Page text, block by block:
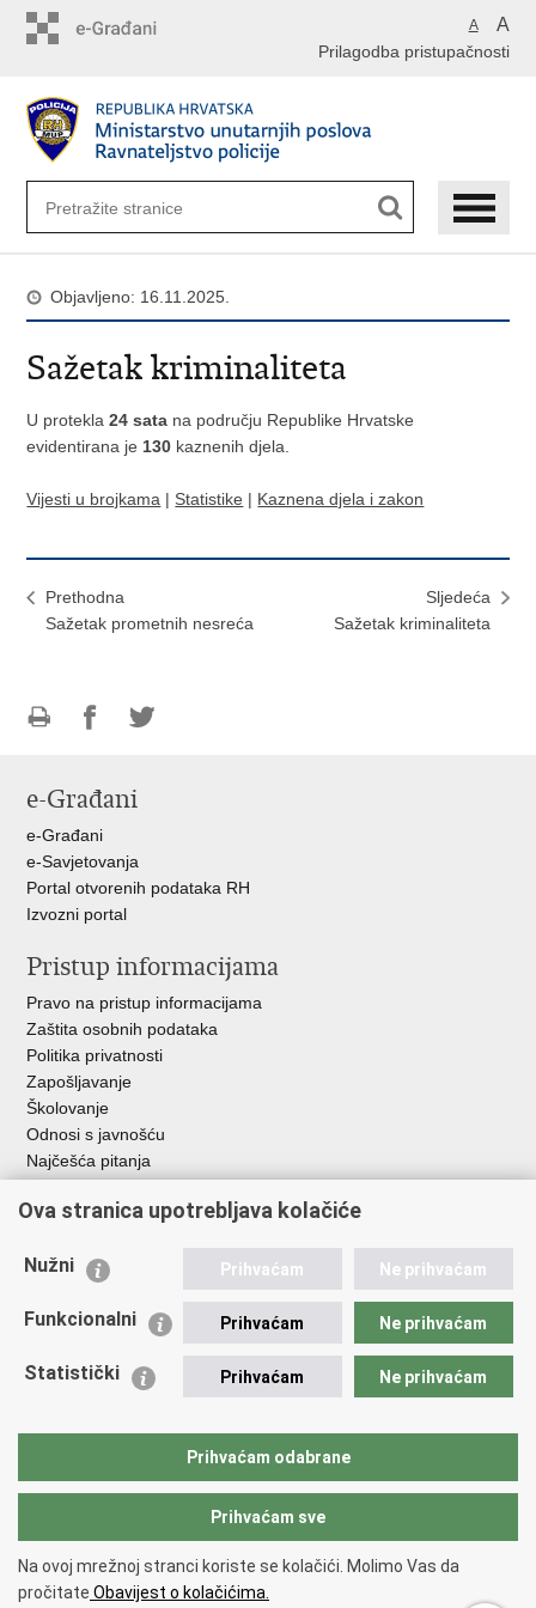
A A
Prilagodba pristupačnosti
Objavljeno: 16.11.2025.
Sažetak kriminaliteta
U protekla24 sata na području Republike Hrvatske
evidentirana je 130 kaznenih djela.
Vijesti u brojkama | Statistike | Kaznena djela i zakon
Prethodna
Sažetak prometnih nesreća
Sljedeća
Sažetak kriminaliteta
FacebookuTwitteru
e-Građani
e-Građani
e-Savjetovanja
Portal otvorenih podataka RH
Izvozni portal
Pristup informacijama
Pravo na pristup informacijama
Zaštita osobnih podataka
Politika privatnosti
Zapošljavanje
Školovanje
Odnosi s javnošću
Najčešća pitanja
Važne poveznice
EMN Nacionalna kontaktna točka za Republiku Hrvatsku
Policijska akademija
Zaklada policijske solidarnosti
Sindikati
Copyright © 2026 Ravnateljstvo policije.
Ova stranica upotrebljava kolačiće
Nužni Prihvaćam Ne prihvaćam
Funkcionalni Prihvaćam Ne prihvaćam
Statistički Prihvaćam Ne prihvaćam
Prihvaćam odabrane
Prihvaćam sve
Na ovoj mrežnoj stranci koriste se kolačići. Molimo Vas da
pročitate Obavijest o kolačićima.